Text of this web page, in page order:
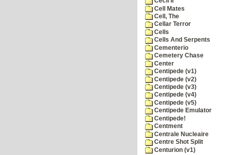
Cell Mates
Cell, The
Cellar Terror
Cells
Cells And Serpents
Cementerio
Cemetery Chase
Center
Centipede (v1)
Centipede (v2)
Centipede (v3)
Centipede (v4)
Centipede (v5)
Centipede Emulator
Centipede!
Centment
Centrale Nucleaire
Centre Shot Split
Centurion (v1)